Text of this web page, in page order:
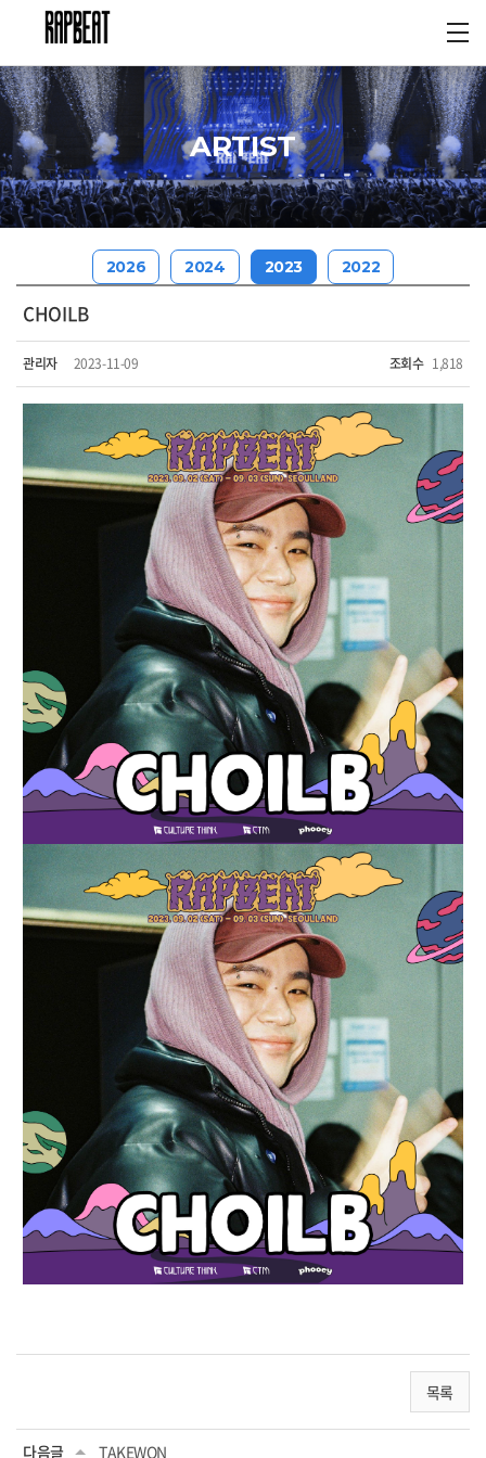
ARTIST
2026 2024 2023 2022
CHOILB
관리자 2023-11-09 조회수 1,818
목록
다음글 TAKEWON